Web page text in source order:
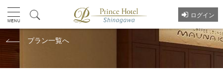
ログイン
プラン一覧へ